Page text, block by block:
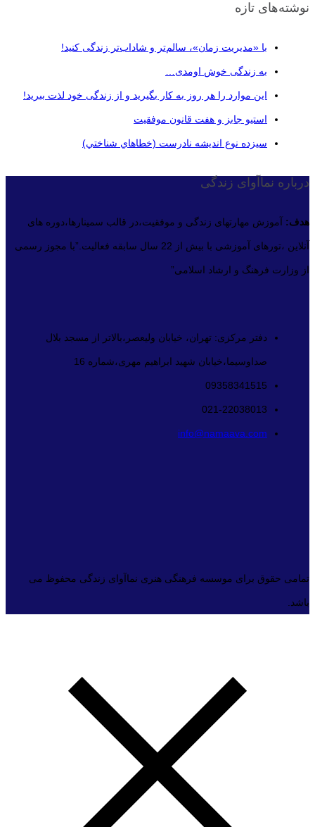
نوشته‌های تازه
با «مدیریت زمان»، سالم‌تر و شاداب‌تر زندگی کنید!
به زندگی خوش اومدی…
این موارد را هر روز به کار بگیرید و از زندگی خود لذت ببرید!
استیو جابز و هفت قانون موفقیت
سيزده نوع انديشه نادرست (خطاهاي شناختي)
درباره نماآوای زندگی
هدف: آموزش مهارتهای زندگی و موفقیت،در قالب سمینارها،دوره های
آنلاین ،تورهای آموزشی با بیش از 22 سال سابقه فعالیت.”با مجوز رسمی
از وزارت فرهنگ و ارشاد اسلامی”
دفتر مرکزی: تهران، خیابان ولیعصر،بالاتر از مسجد بلال
صداوسیما،خیابان شهید ابراهیم مهری،شماره 16
09358341515
021-22038013
info@namaava.com
تمامی حقوق برای موسسه فرهنگی هنری نماآوای زندگی محفوظ می
باشد.